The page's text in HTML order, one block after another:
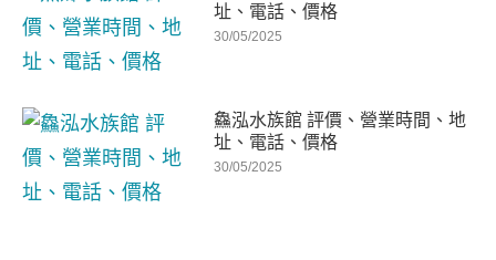
址、電話、價格
30/05/2025
鱻泓水族館 評價、營業時間、地
址、電話、價格
30/05/2025